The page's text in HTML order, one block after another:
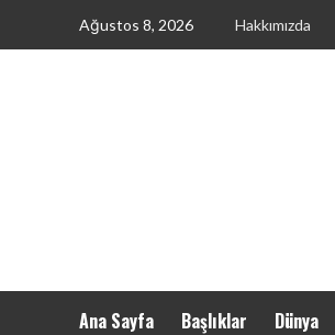
Ağustos 8, 2026 Hakkımızda
Ana Sayfa Başlıklar Dünya